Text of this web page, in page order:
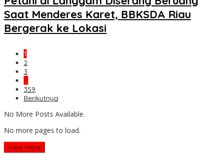
Saat Menderes Karet, BBKSDA Riau
Bergerak ke Lokasi
1
2
3
…
359
Berikutnya
No More Posts Available.
No more pages to load.
View More